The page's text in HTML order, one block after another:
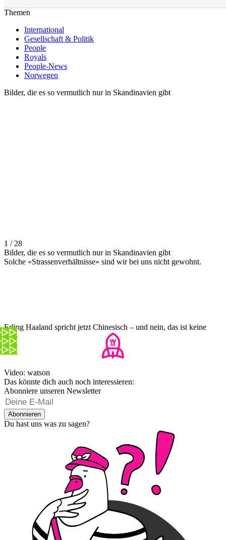
Themen
International
Gesellschaft & Politik
People
Royals
People-News
Norwegen
Bilder, die es so vermutlich nur in Skandinavien gibt
1 / 28
Bilder, die es so vermutlich nur in Skandinavien gibt
Solche «Strassenverhältnisse» sind wir bei uns nicht gewohnt.
Erling Haaland spricht jetzt Chinesisch – und nein, das ist keine
KI
Video: watson
Das könnte dich auch noch interessieren:
Abonniere unseren Newsletter
Abonnieren
Du hast uns was zu sagen?